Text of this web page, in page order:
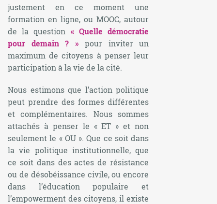
justement en ce moment une
formation en ligne, ou MOOC, autour
de la question « Quelle démocratie
pour demain ? »pour inviter un
maximum de citoyens à penser leur
participation à la vie de la cité.
Nous estimons que l’action politique
peut prendre des formes différentes
et complémentaires. Nous sommes
attachés à penser le « ET » et non
seulement le « OU ». Que ce soit dans
la vie politique institutionnelle, que
ce soit dans des actes de résistance
ou de désobéissance civile, ou encore
dans l’éducation populaire et
l’empowerment des citoyens, il existe